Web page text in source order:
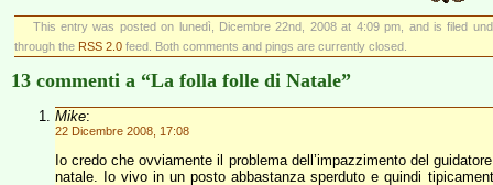
This entry was posted on lunedì, Dicembre 22nd, 2008 at 4:09 pm, and is filed
through the RSS 2.0 feed. Both comments and pings are currently closed.
13 commenti a “La folla folle di Natale”
Mike:
22 Dicembre 2008, 17:08
Io credo che ovviamente il problema dell’impazzimento del
natale. Io vivo in un posto abbastanza sperduto e quindi